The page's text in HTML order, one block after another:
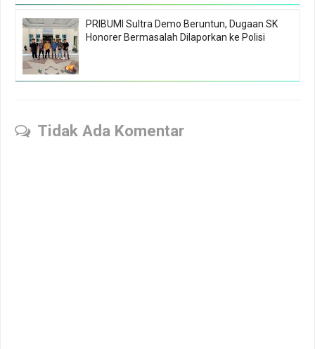
PRIBUMI Sultra Demo Beruntun, Dugaan SK
Honorer Bermasalah Dilaporkan ke Polisi
Tidak Ada Komentar